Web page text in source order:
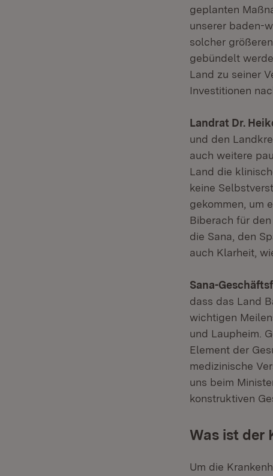
geplanten
unserer baden-
solcher
gebündelt
Land zu seiner
Investitionen
Landrat Dr.
und den
auch weitere
Land die
keine
gekommen, um
Biberach für
die Sana, den
auch Klarheit,
Sana-
dass das Land
wichtigen
und Laupheim.
Element der
medizinische
uns beim
konstruktiven
Was ist der
Um die